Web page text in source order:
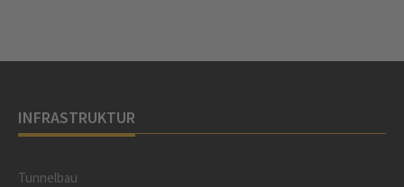
INFRASTRUKTUR
Tunnelbau